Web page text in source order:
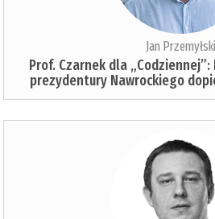
Jan Przemyłski
Prof. Czarnek dla
prezydentury Nawrockiego